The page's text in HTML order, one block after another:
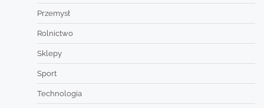
Przemysł
Rolnictwo
Sklepy
Sport
Technologia